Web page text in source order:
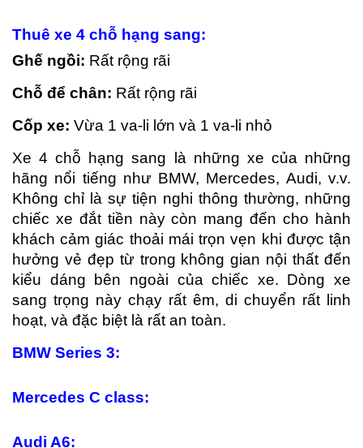
Thuê xe 4 chỗ hạng sang:
Ghế ngồi: Rất rộng rãi
Chỗ để chân: Rất rộng rãi
Cốp xe: Vừa 1 va-li lớn và 1 va-li nhỏ
Xe 4 chỗ hạng sang là những xe của những
hãng nổi tiếng như BMW, Mercedes, Audi, v.v.
Không chỉ là sự tiện nghi thông thường, những
chiếc xe đắt tiền này còn mang đến cho hành
khách cảm giác thoải mái trọn vẹn khi được tận
hưởng vẻ đẹp từ trong không gian nội thất đến
kiểu dáng bên ngoài của chiếc xe. Dòng xe
sang trọng này chạy rất êm, di chuyển rất linh
hoạt, và đặc biệt là rất an toàn.
BMW Series 3:
Mercedes C class:
Audi A6: